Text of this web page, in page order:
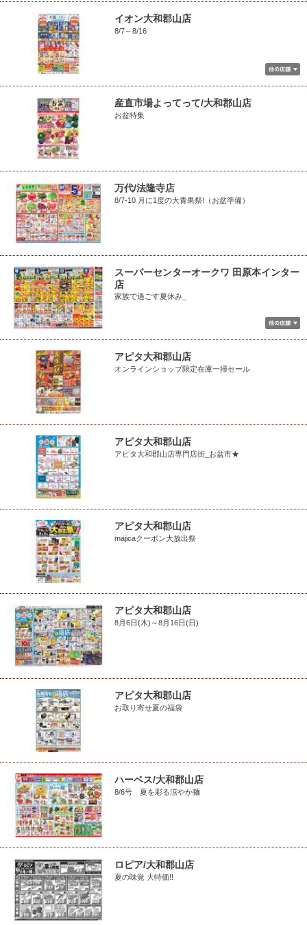
イオン大和郡山店
8/7～8/16
産直市場よってって/大和郡山店
お盆特集
万代/法隆寺店
8/7-10 月に1度の大青果祭!（お盆準備）
スーパーセンターオークワ 田原本インター
店
家族で過ごす夏休み_
アピタ大和郡山店
オンラインショップ限定在庫一掃セール
アピタ大和郡山店
アピタ大和郡山店専門店街_お盆市★
アピタ大和郡山店
majicaクーポン大放出祭
アピタ大和郡山店
8月6日(木)～8月16日(日)
アピタ大和郡山店
お取り寄せ夏の福袋
ハーベス/大和郡山店
8/6号 夏を彩る涼やか麺
ロピア/大和郡山店
夏の味覚 大特価!!